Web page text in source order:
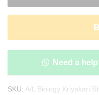
Note
Book
12
&
Need a
SKU: A/L Biology Kriyakari